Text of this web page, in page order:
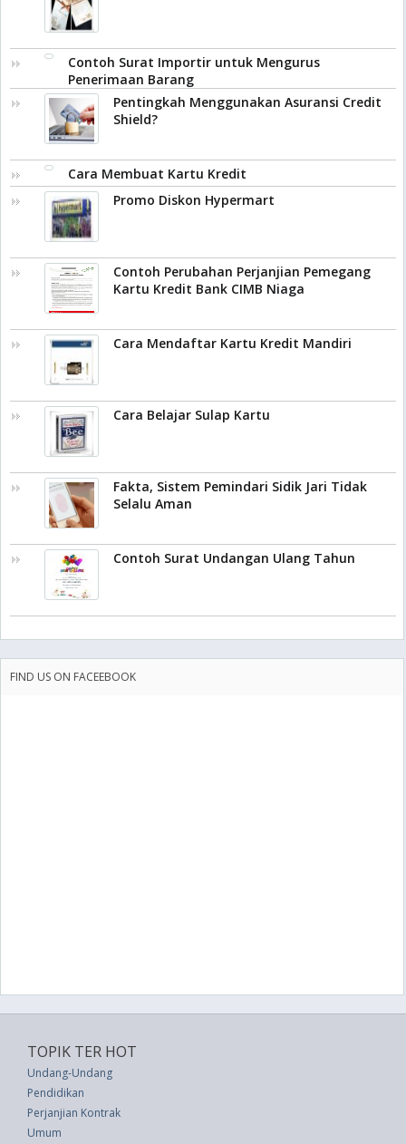
Contoh Surat Importir untuk Mengurus
Penerimaan Barang
Pentingkah Menggunakan Asuransi Credit
Shield?
Cara Membuat Kartu Kredit
Promo Diskon Hypermart
Contoh Perubahan Perjanjian Pemegang
Kartu Kredit Bank CIMB Niaga
Cara Mendaftar Kartu Kredit Mandiri
Cara Belajar Sulap Kartu
Fakta, Sistem Pemindari Sidik Jari Tidak
Selalu Aman
Contoh Surat Undangan Ulang Tahun
FIND US ON FACEEBOOK
TOPIK TER HOT
Undang-Undang
Pendidikan
Perjanjian Kontrak
Umum